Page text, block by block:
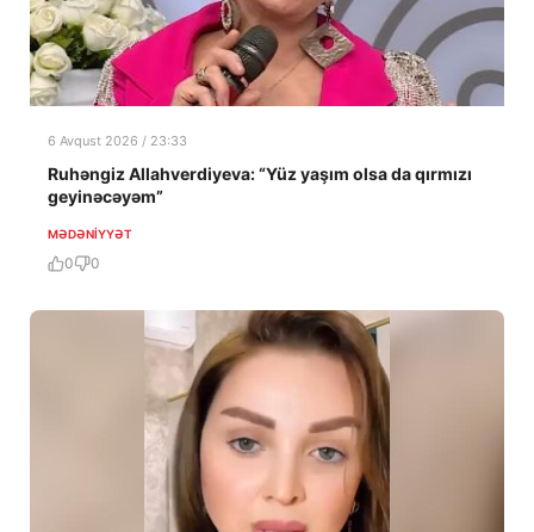
6 Avqust 2026 / 23:33
Ruhəngiz Allahverdiyeva: “Yüz yaşım olsa da qırmızı
geyinəcəyəm”
MƏDƏNIYYƏT
0 0